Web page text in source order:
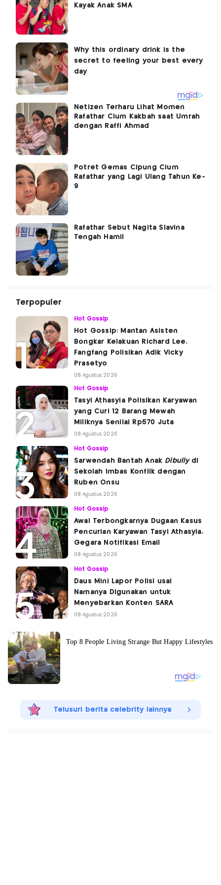
Kayak Anak SMA
Netizen Terharu Lihat Momen
Rafathar Cium Kakbah saat Umrah
dengan Raffi Ahmad
Potret Gemas Cipung Cium
Rafathar yang Lagi Ulang Tahun Ke-
9
Rafathar Sebut Nagita Slavina
Tengah Hamil
Terpopuler
Hot Gossip
Hot Gossip: Mantan Asisten
Bongkar Kelakuan Richard Lee,
Fangfang Polisikan Adik Vicky
Prasetyo
08 Agustus 2026
Hot Gossip
Tasyi Athasyia Polisikan Karyawan
yang Curi 12 Barang Mewah
Miliknya Senilai Rp570 Juta
08 Agustus 2026
Hot Gossip
Sarwendah Bantah Anak Dibullydi
Sekolah Imbas Konflik dengan
Ruben Onsu
08 Agustus 2026
Hot Gossip
Awal Terbongkarnya Dugaan Kasus
Pencurian Karyawan Tasyi Athasyia,
Gegara Notifikasi Email
08 Agustus 2026
Hot Gossip
Daus Mini Lapor Polisi usai
Namanya Digunakan untuk
Menyebarkan Konten SARA
08 Agustus 2026
Telusuri berita celebrity lainnya